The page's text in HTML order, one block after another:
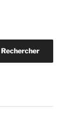
Rechercher